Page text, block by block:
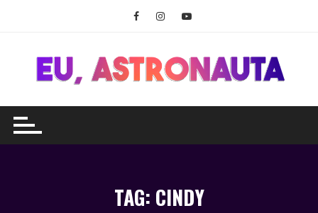
conteúdo
TAG: CINDY